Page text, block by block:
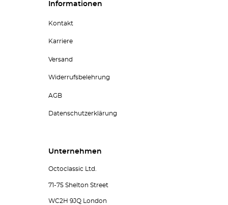
Informationen
Kontakt
Karriere
Versand
Widerrufsbelehrung
AGB
Datenschutzerklärung
Unternehmen
Octoclassic Ltd.
71-75 Shelton Street
WC2H 9JQ London